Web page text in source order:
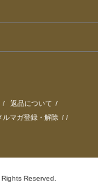
/ 返品について /
ルマガ登録・解除 / /
Reserved.